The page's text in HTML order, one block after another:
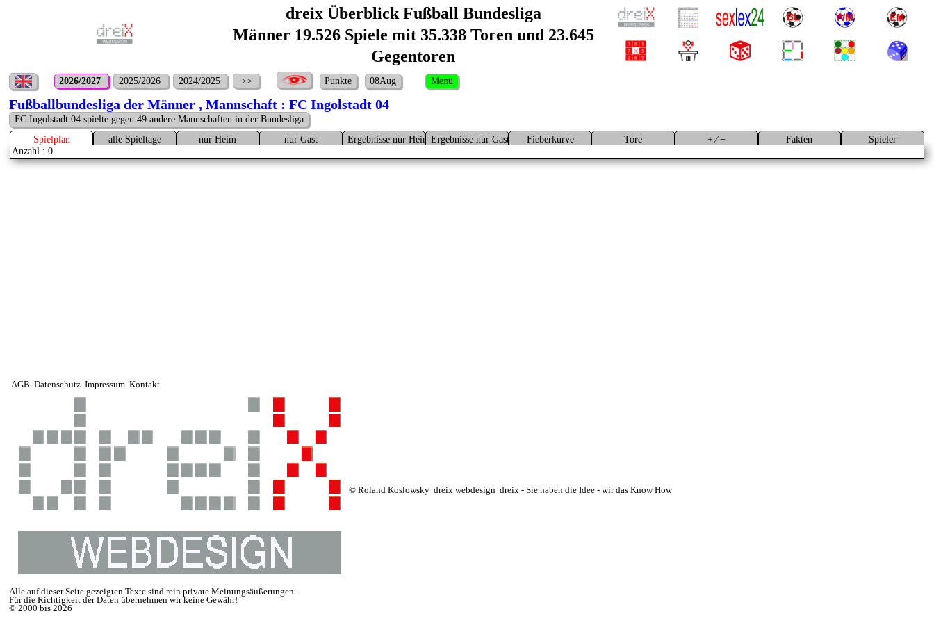
dreix Überblick Fußball Bundesliga
Männer 19.526 Spiele mit 35.338 Toren und 23.645
Gegentoren
2026/2027 2025/2026 2024/2025 >> Punkte 08Aug Menü
Fußballbundesliga der Männer , Mannschaft : FC Ingolstadt 04
FC Ingolstadt 04 spielte gegen 49 andere Mannschaften in der Bundesliga
Spielplan
alle Spieltage nur Heim nur Gast Ergebnisse nur Heim Ergebnisse nur Gast Fieberkurve Tore + ⁄ − Fakten
Spieler
Anzahl : 0
AGB Datenschutz Impressum Kontakt
© Roland Koslowsky dreix webdesign dreix - Sie haben die Idee - wir das Know How
Alle auf dieser Seite gezeigten Texte sind rein private Meinungsäußerungen.
Für die Richtigkeit der Daten übernehmen wir keine Gewähr!
© 2000 bis 2026